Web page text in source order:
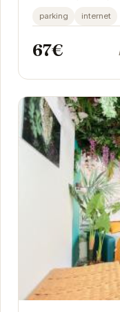
attractions de la
parking internet
67€